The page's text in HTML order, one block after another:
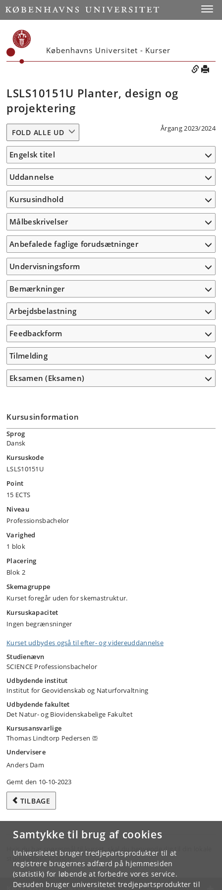
Samtykke til brug af cookies
Universitetet bruger tredjepartsprodukter til at
registrere brugernes adfærd på hjemmesiden
(statistik) for løbende at forbedre vores service.
Desuden bruger universitetet tredjepartsprodukter til
Københavns Universitet - Kurser
LSLS10151U Planter, design og
projektering
Årgang 2023/2024
FOLD ALLE UD
Engelsk titel
Uddannelse
Kursusindhold
Målbeskrivelser
Anbefalede faglige forudsætninger
Undervisningsform
Bemærkninger
Arbejdsbelastning
Feedbackform
Tilmelding
Eksamen (Eksamen)
Kursusinformation
Sprog
Dansk
Kursuskode
LSLS10151U
Point
15 ECTS
Niveau
Professionsbachelor
Varighed
1 blok
Placering
Blok 2
Skemagruppe
Kurset foregår uden for skemastruktur.
Kursuskapacitet
Ingen begrænsninger
Kurset udbydes også til efter- og videreuddannelse
Studienævn
SCIENCE Professionsbachelor
Udbydende institut
Institut for Geovidenskab og Naturforvaltning
Udbydende fakultet
Det Natur- og Biovidenskabelige Fakultet
Kursusansvarlige
Thomas Lindtorp Pedersen
Undervisere
Anders Dam
Gemt den 10-10-2023
TILBAGE
Hvis du har spørgsmål til kurset, skal du henvende dig til din lokale
studieadministration.